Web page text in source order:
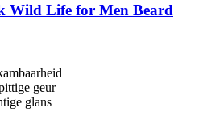
Wild Life for Men Beard
geur
glans